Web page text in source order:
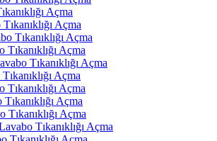
Açma
Açma
Tıkanıklığı Açma
Tıkanıklığı Açma
Tıkanıklığı Açma
Açma
Açma
Açma
Açma
Tıkanıklığı Açma